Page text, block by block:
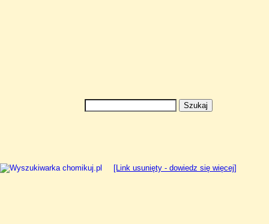
[Link usunięty - dowiedz się więcej]